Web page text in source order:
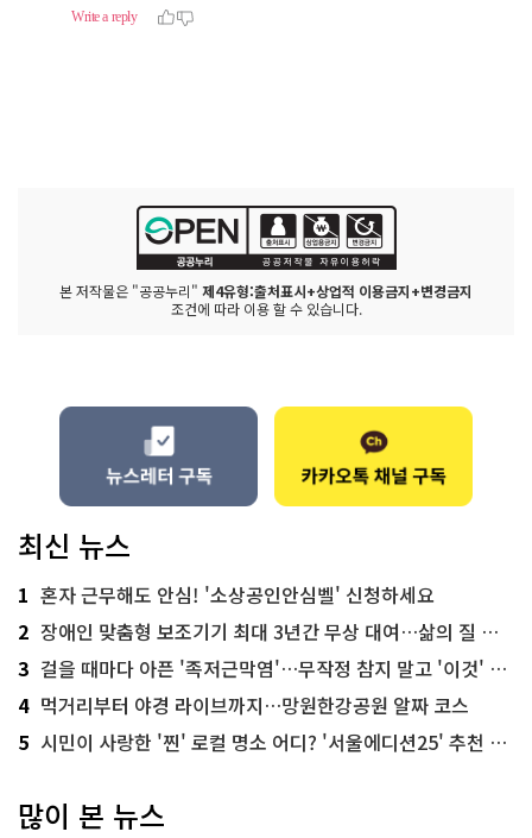
본 저작물은 "공공누리" 제4유형:출처표시+상업적 이용금지+변경금지
조건에 따라 이용 할 수 있습니다.
최신 뉴스
1 혼자 근무해도 안심! '소상공인안심벨' 신청하세요
2 장애인 맞춤형 보조기기 최대 3년간 무상 대여…삶의 질 높인다
3 걸을 때마다 아픈 '족저근막염'…무작정 참지 말고 '이것' 해보세요!
4 먹거리부터 야경 라이브까지…망원한강공원 알짜 코스
5 시민이 사랑한 '찐' 로컬 명소 어디? '서울에디션25' 추천 코스
많이 본 뉴스